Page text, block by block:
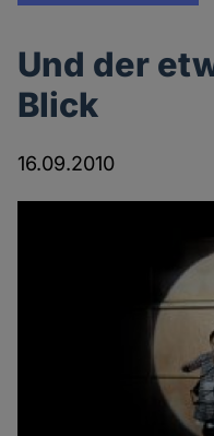
Und der
Blick
16.09.2010